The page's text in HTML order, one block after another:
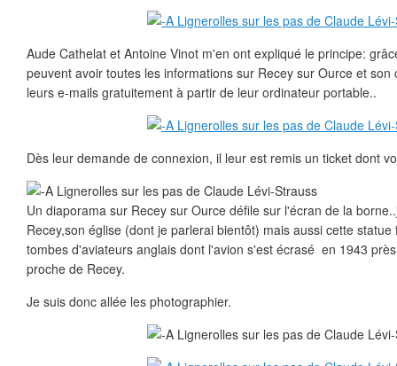
Aude Cathelat et Antoine Vinot m'en ont expliqué le principe:
peuvent avoir toutes les informations sur Recey sur Ource et
leurs e-mails gratuitement à partir de leur ordinateur portable..
Dès leur demande de connexion, il leur est remis un ticket dont
Un diaporama sur Recey sur Ource défile sur l'écran de la
Recey,son église (dont je parlerai bientôt) mais aussi cette
tombes d'aviateurs anglais dont l'avion s'est écrasé en 1943
proche de Recey.
Je suis donc allée les photographier.